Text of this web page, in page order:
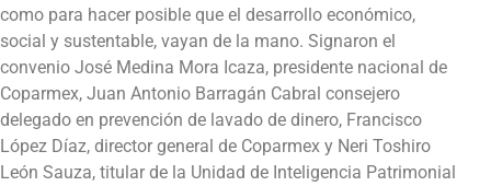
como para hacer posible que el desarrollo económico,
social y sustentable, vayan de la mano. Signaron el
convenio José Medina Mora Icaza, presidente nacional de
Coparmex, Juan Antonio Barragán Cabral consejero
delegado en prevención de lavado de dinero, Francisco
López Díaz, director general de Coparmex y Neri Toshiro
León Sauza, titular de la Unidad de Inteligencia Patrimonial